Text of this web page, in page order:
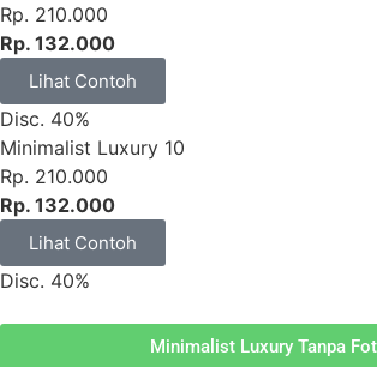
Rp. 210.000
Rp. 132.000
Lihat Contoh
Disc. 40%
Minimalist Luxury 10
Rp. 210.000
Rp. 132.000
Lihat Contoh
Disc. 40%
Minimalist Luxury Tanpa